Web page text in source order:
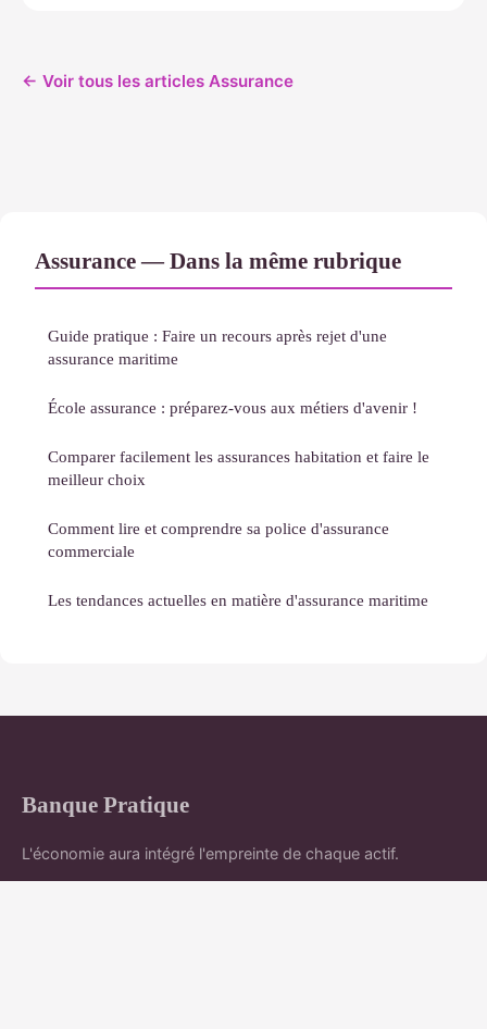
← Voir tous les articles Assurance
Assurance — Dans la même rubrique
Guide pratique : Faire un recours après rejet d'une
assurance maritime
École assurance : préparez-vous aux métiers d'avenir !
Comparer facilement les assurances habitation et faire le
meilleur choix
Comment lire et comprendre sa police d'assurance
commerciale
Les tendances actuelles en matière d'assurance maritime
Banque Pratique
L'économie aura intégré l'empreinte de chaque actif.